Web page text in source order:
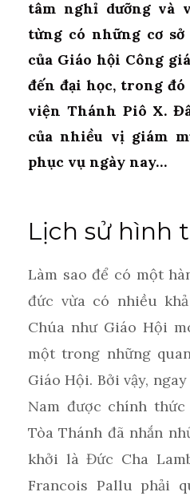
tâm nghỉ dưỡng và
từng có những cơ
của Giáo hội Công
đến đại học, trong đó
viện Thánh Piô X.
của nhiều vị giám
phục vụ ngày nay…
Lịch sử hình
Làm sao để có một
đức vừa có nhiều
Chúa như Giáo Hội
một trong những
Giáo Hội. Bởi vậy,
Nam được chính
Tòa Thánh đã nhắn
khởi là Đức Cha
Francois Pallu phải